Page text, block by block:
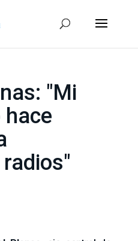
"Mi
hace